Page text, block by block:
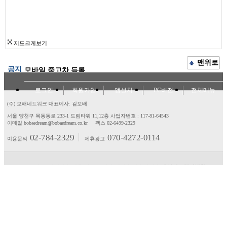
지도크게보기
공지 모바일 중고차 등록
맨위로
로그인 회원가입 앱설치 PC버전 전체메뉴
(주) 보배네트워크 대표이사: 김보배
서울 양천구 목동동로 233-1 드림타워 11,12층 사업자번호 : 117-81-64543
이메일 bobaedream@bobaedream.co.kr
팩스 02-6499-2329
이용문의 02-784-2329 제휴광고 070-4272-0114